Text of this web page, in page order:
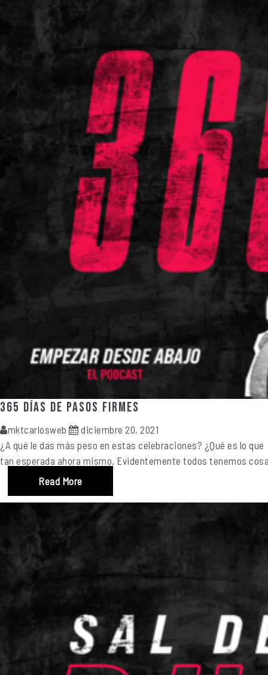
365 días de pasos firmes
mktcarlosweb
diciembre 20, 2021
¿A qué le das más peso en estas celebraciones? ¿Qué es lo
tan esperada ahora mismo. Evidentemente todos tenemos
Read More